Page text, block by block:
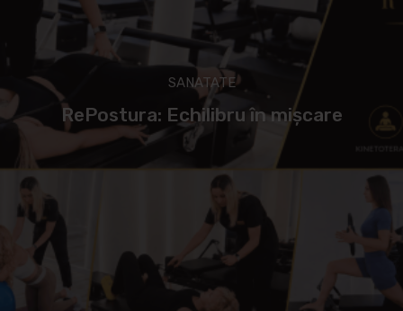
SANATATE
RePostura: Echilibru în mișcare